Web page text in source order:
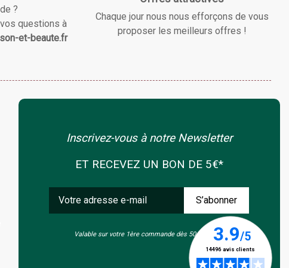
?
questions à
et-beaute.fr
Chaque jour nous nous efforçons de vous
proposer les meilleurs offres !
Inscrivez-vous à notre Newsletter
ET RECEVEZ UN BON DE 5€*
Valable sur votre 1ère commande dès 50€ d'achat.